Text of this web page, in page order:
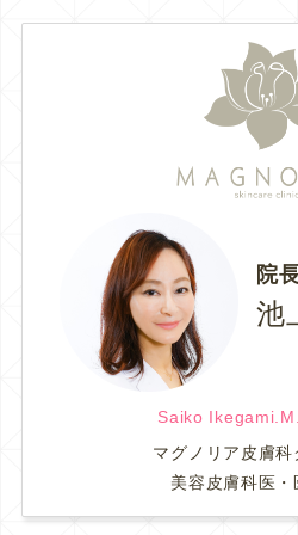
院
池
Saiko
マグノリア皮膚科
美容皮膚科医・